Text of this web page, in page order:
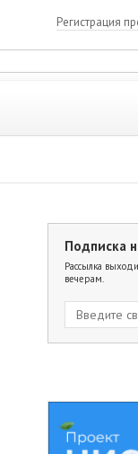
Регистрация
Подписка
Рассылка
вечерам.